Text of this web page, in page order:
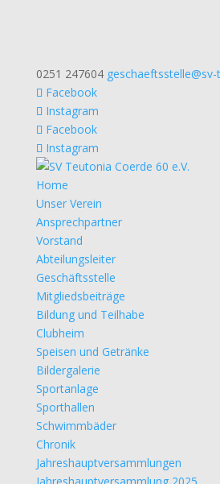
0251 247604
Facebook
Instagram
Facebook
Instagram
Home
Unser Verein
Ansprechpartner
Vorstand
Abteilungsleiter
Geschäftsstelle
Mitgliedsbeiträge
Bildung und Teilhabe
Clubheim
Speisen und Getränke
Bildergalerie
Sportanlage
Sporthallen
Schwimmbäder
Chronik
Jahreshauptversammlungen